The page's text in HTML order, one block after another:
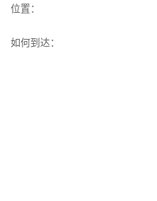
位置：
如何到达：